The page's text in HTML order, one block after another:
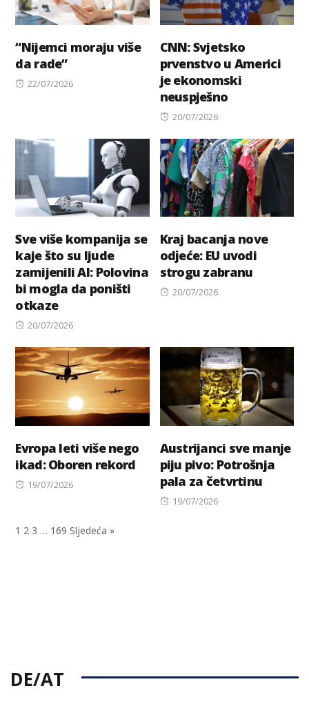
“Nijemci moraju više
da rade”
Posted
22/07/2026
CNN: Svjetsko
prvenstvo u Americi
je ekonomski
neuspješno
Posted
20/07/2026
Sve više kompanija se
kaje što su ljude
zamijenili AI: Polovina
bi mogla da poništi
otkaze
Posted
20/07/2026
Kraj bacanja nove
odјeće: EU uvodi
strogu zabranu
Posted
20/07/2026
Evropa leti više nego
ikad: Oboren rekord
Posted
19/07/2026
Austrijanci sve manje
piju pivo: Potrošnja
pala za četvrtinu
Posted
19/07/2026
1 2 3 … 169 Sljedeća »
DE/AT